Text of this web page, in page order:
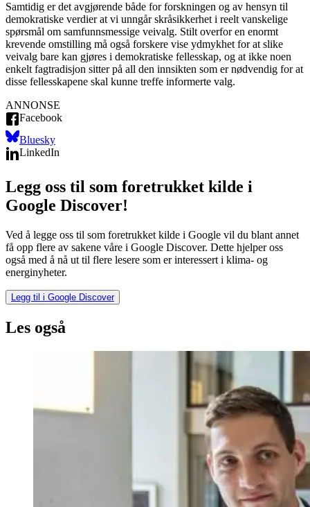
Samtidig er det avgjørende både for forskningen og av hensyn til
demokratiske verdier at vi unngår skråsikkerhet i reelt vanskelige
spørsmål om samfunnsmessige veivalg. Stilt overfor en enormt
krevende omstilling må også forskere vise ydmykhet for at slike
veivalg bare kan gjøres i demokratiske fellesskap, og at ikke noen
enkelt fagtradisjon sitter på all den innsikten som er nødvendig for at
disse fellesskapene skal kunne treffe informerte valg.
ANNONSE
Facebook
Bluesky
LinkedIn
Legg oss til som foretrukket kilde i
Google Discover!
Ved å legge oss til som foretrukket kilde i Google vil du blant annet
få opp flere av sakene våre i Google Discover. Dette hjelper oss
også med å nå ut til flere lesere som er interessert i klima- og
energinyheter.
Legg til i Google Discover
Les også